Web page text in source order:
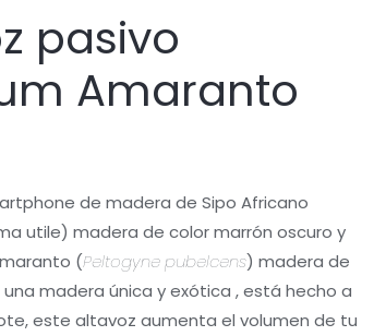
pasivo
Amaranto
de madera de Sipo Africano
utile) madera de color marrón oscuro y
(Peltogyne pubelcens) madera de
una madera única y exótica , está hecho a
este altavoz aumenta el volumen de tu